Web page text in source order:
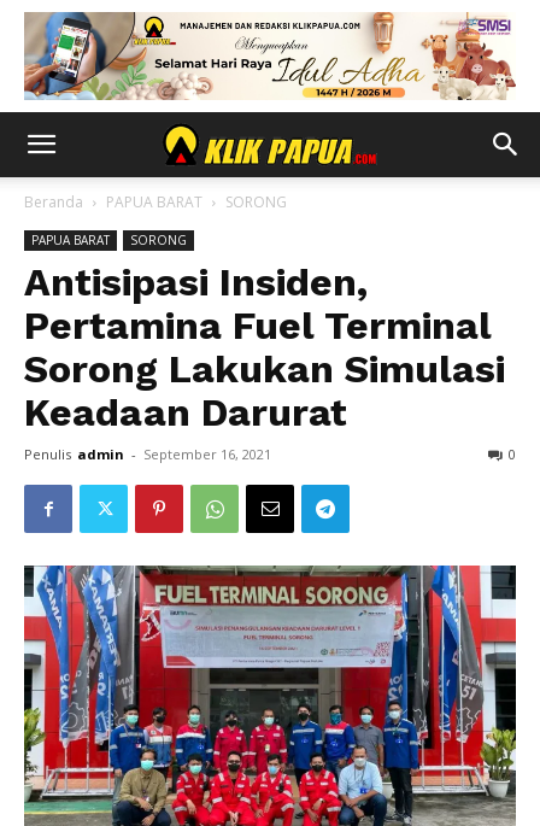
Beranda PAPUA BARAT SORONG
PAPUA BARAT SORONG
Antisipasi Insiden,
Pertamina Fuel Terminal
Sorong Lakukan Simulasi
Keadaan Darurat
Penulis admin - September 16, 2021 0